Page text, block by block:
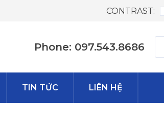
CONTRAST:
Phone: 097.543.8686
TIN TỨC LIÊN HỆ